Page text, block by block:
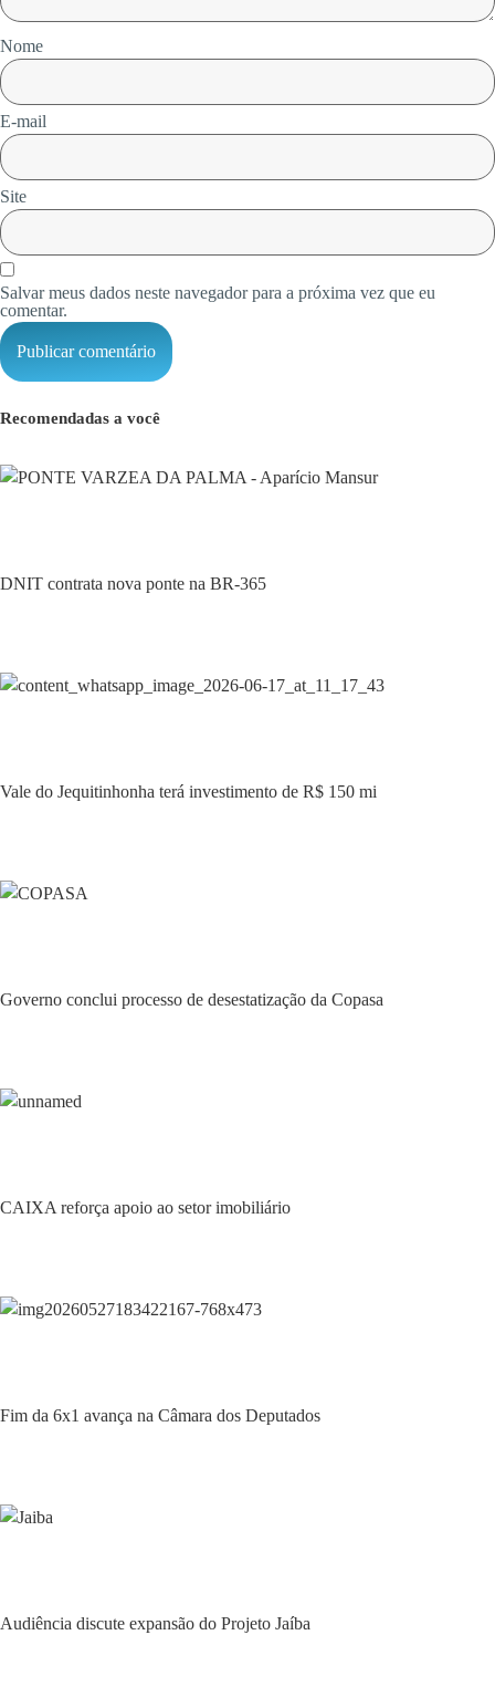
Nome
E-mail
Site
Salvar meus dados neste navegador para a próxima vez que eu
comentar.
Recomendadas a você
DNIT contrata nova ponte na BR-365
Vale do Jequitinhonha terá investimento de R$ 150 mi
Governo conclui processo de desestatização da Copasa
CAIXA reforça apoio ao setor imobiliário
Fim da 6x1 avança na Câmara dos Deputados
Audiência discute expansão do Projeto Jaíba